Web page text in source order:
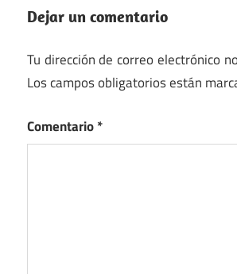
Dejar un comentario
Tu dirección de correo electrónico
Los campos obligatorios están
Comentario*